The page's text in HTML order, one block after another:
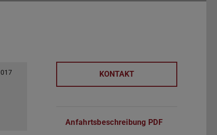
KONTAKT
Anfahrtsbeschreibung PDF(PDF-Datei)
(wird in